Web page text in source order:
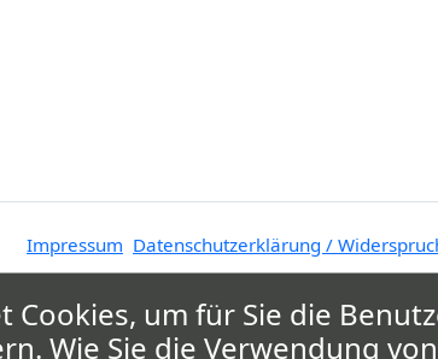
Cookies, um für Sie die
Wie Sie die Verwendung
Impressum Datenschutzerklärung /